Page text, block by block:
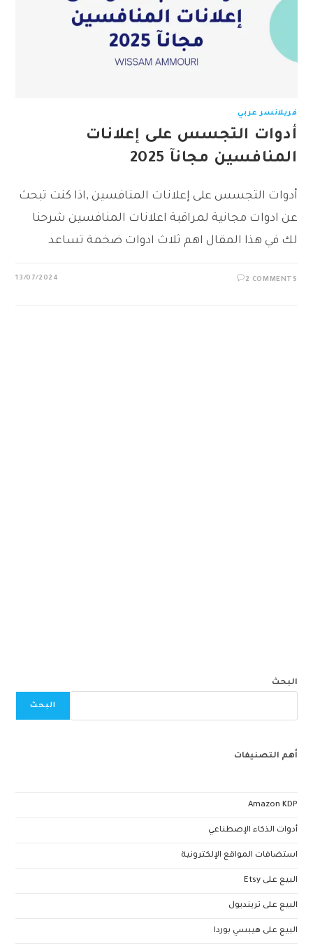
فريلانسر عربي
أدوات التجسس على إعلانات
المنافسين مجانآ 2025
أدوات التجسس على إعلانات المنافسين ,اذا كنت تبحث
عن ادوات مجانية لمراقبة اعلانات المنافسين شرحنا
لك في هذا المقال اهم ثلاث ادوات ضخمة تساعد
2 COMMENTS
13/07/2024
البحث
البحث
أهم التصنيفات
Amazon KDP
أدوات الذكاء الإصطناعي
استضافات المواقع الإلكترونية
البيع على Etsy
البيع على ترينديول
البيع على هيبسي بوردا